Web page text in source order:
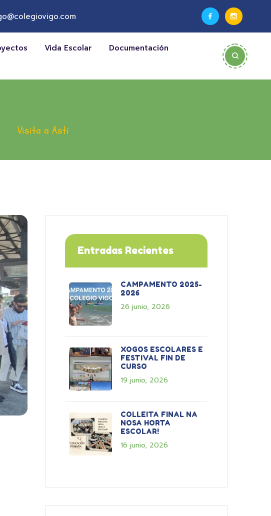
Vida Escolar
Documentación
Visita a Asti
Entradas Recientes
CAMPAMENTO 2025-
2026
26 junio, 2026
XOGOS ESCOLARES E
FESTIVAL FIN DE
CURSO
19 junio, 2026
COLLEITA FINAL NA
NOSA HORTA
ESCOLAR!
16 junio, 2026